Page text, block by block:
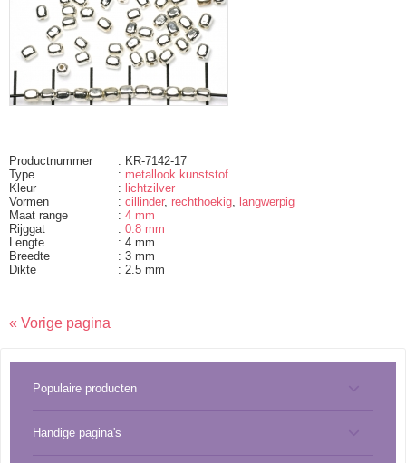
Productnummer
: KR-7142-17
Type
: metallook kunststof
Kleur
: lichtzilver
Vormen
: cillinder, rechthoekig
langwerpig
Maat range
: 4 mm
Rijggat
: 0.8 mm
Lengte
: 4 mm
Breedte
: 3 mm
Dikte
: 2.5 mm
« Vorige pagina
Populaire producten
Benodigdheden
Handige pagina's